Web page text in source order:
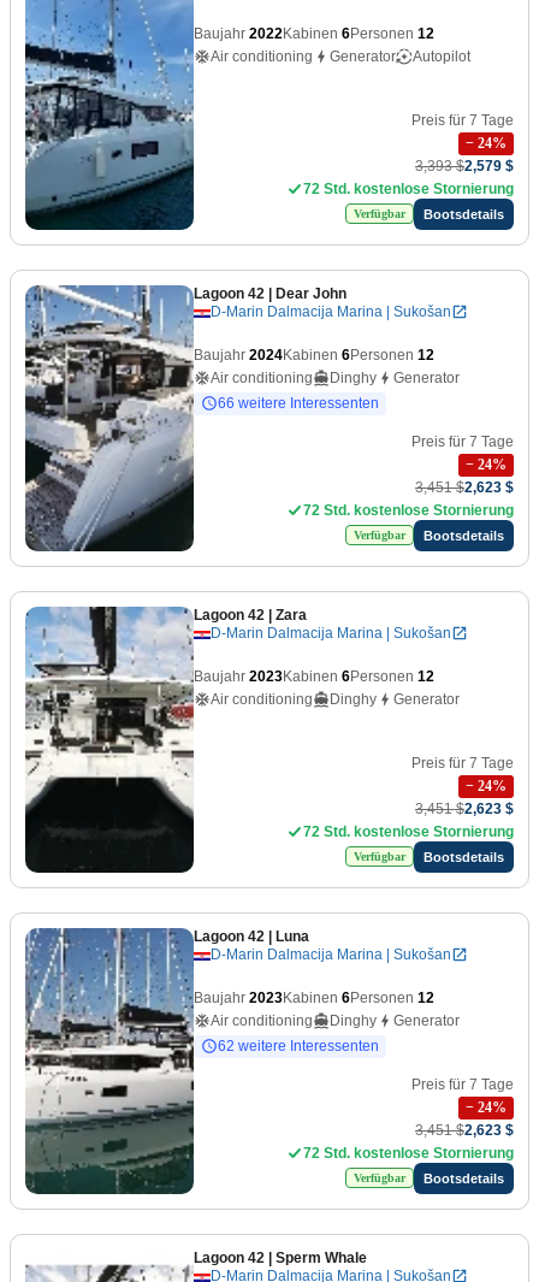
Baujahr 2022Kabinen 6Personen 12
Air conditioning
Generator Autopilot
Preis für 7 Tage
− 24%
3,393 $2,579 $
72 Std. kostenlose Stornierung
Verfügbar Bootsdetails
Lagoon 42 | Dear John
D-Marin Dalmacija Marina | Sukošan
Baujahr 2024Kabinen 6Personen 12
Air conditioning
Dinghy
Generator
66 weitere Interessenten
Preis für 7 Tage
− 24%
3,451 $2,623 $
72 Std. kostenlose Stornierung
Verfügbar Bootsdetails
Lagoon 42 | Zara
D-Marin Dalmacija Marina | Sukošan
Baujahr 2023Kabinen 6Personen 12
Air conditioning
Dinghy Generator
Preis für 7 Tage
− 24%
3,451 $2,623 $
72 Std. kostenlose Stornierung
Verfügbar Bootsdetails
Lagoon 42 | Luna
D-Marin Dalmacija Marina | Sukošan
Baujahr 2023Kabinen 6Personen 12
Air conditioning
Dinghy
Generator
62 weitere Interessenten
Preis für 7 Tage
− 24%
3,451 $2,623 $
72 Std. kostenlose Stornierung
Verfügbar Bootsdetails
Lagoon 42 | Sperm Whale
D-Marin Dalmacija Marina | Sukošan